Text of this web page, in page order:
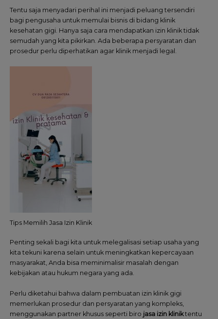
Tentu saja menyadari perihal ini menjadi peluang tersendiri
bagi pengusaha untuk memulai bisnis di bidang klinik
kesehatan gigi. Hanya saja cara mendapatkan izin klinik tidak
semudah yang kita pikirkan. Ada beberapa persyaratan dan
prosedur perlu diperhatikan agar klinik menjadi legal.
Tips Memilih Jasa Izin Klinik
Penting sekali bagi kita untuk melegalisasi setiap usaha yang
kita tekuni karena selain untuk meningkatkan kepercayaan
masyarakat, Anda bisa meminimalisir masalah dengan
kebijakan atau hukum negara yang ada.
Perlu diketahui bahwa dalam pembuatan izin klinik gigi
memerlukan prosedur dan persyaratan yang kompleks,
menggunakan partner khusus seperti biro jasa izin kliniktentu